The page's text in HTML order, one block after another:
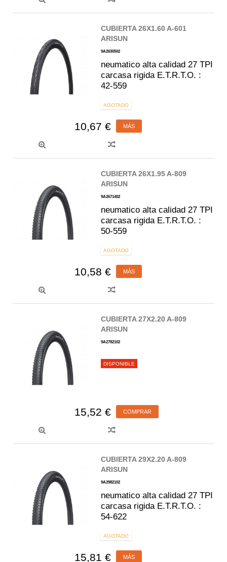
CUBIERTA 26X1.60 A-601
ARISUN
9A2630502
neumatico alta calidad 27 TPI
carcasa rigida E.T.R.T.O. :
42-559
AGOTADO
10,67 € MÁS
CUBIERTA 26X1.95 A-809
ARISUN
9A2671402
neumatico alta calidad 27 TPI
carcasa rigida E.T.R.T.O. :
50-559
AGOTADO
10,58 € MÁS
CUBIERTA 27X2.20 A-809
ARISUN
9A2782102
DISPONIBLE
15,52 € COMPRAR
CUBIERTA 29X2.20 A-809
ARISUN
9A2982102
neumatico alta calidad 27 TPI
carcasa rigida E.T.R.T.O. :
54-622
AGOTADO
15,81 € MÁS